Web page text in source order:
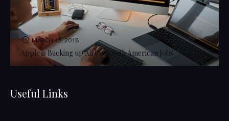
MARCH 15, 2018
Apple is Backing up AirPods with American Jobs
Useful Links